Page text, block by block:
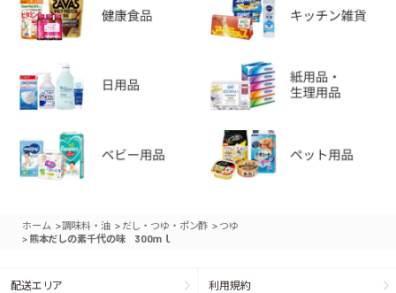
ホーム >調味料・油 > だし・つゆ・ポン酢 > つゆ
>熊本だしの素千代の味 300ｍｌ
配送エリア 利用規約